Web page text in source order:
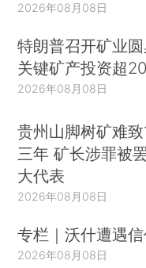
2026年08月08日
特朗普召开矿业
关键矿产投资超
2026年08月08日
贵州山脚树矿难
三年 矿长涉罪被
大代表
2026年08月08日
专栏｜沃什遭遇
2026年08月08日